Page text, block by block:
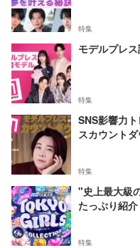
特集
モデルプレ
特集
SNS影響力
スカウントダ
特集
"史上最大級
たっぷり紹介
特集